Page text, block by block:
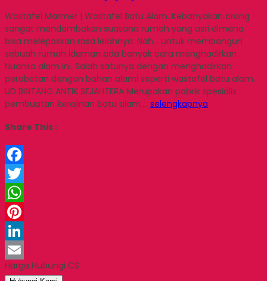
Wastafel Marmer | Wastafel Batu Alam. Kebanyakan orang
sangat mendambakan suasana rumah yang asri dimana
bisa melepaskan rasa lelahnya. Nah… untuk membangun
sebuah rumah idaman ada banyak cara menghadirkan
Nuansa alam ini. Salah satunya dengan menghadirkan
perabotan dengan bahan alami seperti wastafel batu alam.
UD BINTANG ANTIK SEJAHTERA Merupakan pabrik spesialis
pembuatan kerajinan batu alam…. selengkapnya
Share This :
Facebook
Twitter
WhatsApp
Pinterest
LinkedIn
Email
Harga Hubungi CS